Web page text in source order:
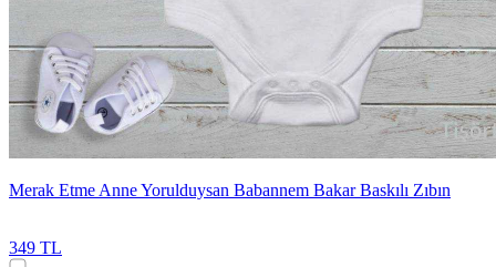
Merak Etme Anne Yorulduysan Babannem Bakar Baskılı Zıbın
349 TL